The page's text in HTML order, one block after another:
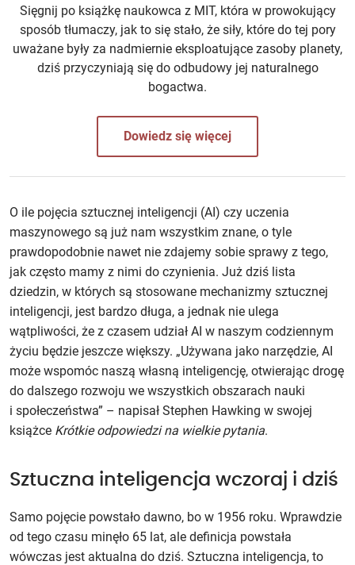
Sięgnij po książkę naukowca z MIT, która w prowokujący
sposób tłumaczy, jak to się stało, że siły, które do tej pory
uważane były za nadmiernie eksploatujące zasoby planety,
dziś przyczyniają się do odbudowy jej naturalnego
bogactwa.
Dowiedz się więcej
O ile pojęcia sztucznej inteligencji (AI) czy uczenia
maszynowego są już nam wszystkim znane, o tyle
prawdopodobnie nawet nie zdajemy sobie sprawy z tego,
jak często mamy z nimi do czynienia. Już dziś lista
dziedzin, w których są stosowane mechanizmy sztucznej
inteligencji, jest bardzo długa, a jednak nie ulega
wątpliwości, że z czasem udział AI w naszym codziennym
życiu będzie jeszcze większy. „Używana jako narzędzie, AI
może wspomóc naszą własną inteligencję, otwierając drogę
do dalszego rozwoju we wszystkich obszarach nauki
i społeczeństwa” – napisał Stephen Hawking w swojej
książce Krótkie odpowiedzi na wielkie pytania.
Sztuczna inteligencja wczoraj i dziś
Samo pojęcie powstało dawno, bo w 1956 roku. Wprawdzie
od tego czasu minęło 65 lat, ale definicja powstała
wówczas jest aktualna do dziś. Sztuczna inteligencja, to